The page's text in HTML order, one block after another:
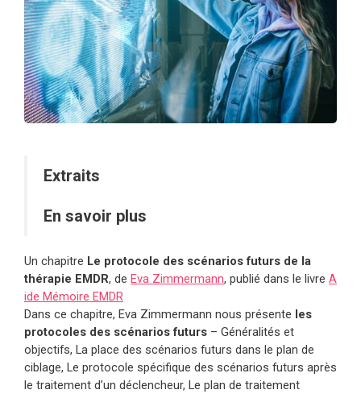
Extraits
En savoir plus
Un chapitre Le protocole des scénarios futurs de la
thérapie EMDR, de Eva Zimmermann, publié dans le livre A
ide Mémoire EMDR
Dans ce chapitre, Eva Zimmermann nous présente les
protocoles des scénarios futurs – Généralités et
objectifs, La place des scénarios futurs dans le plan de
ciblage, Le protocole spécifique des scénarios futurs après
le traitement d’un déclencheur, Le plan de traitement